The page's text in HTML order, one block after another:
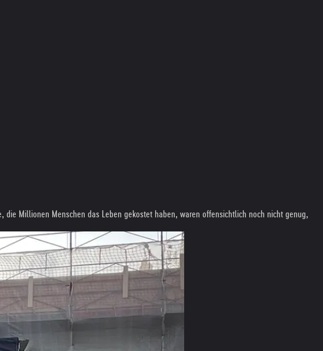
die Millionen Menschen das Leben gekostet haben, waren offensichtlich noch nicht genug,